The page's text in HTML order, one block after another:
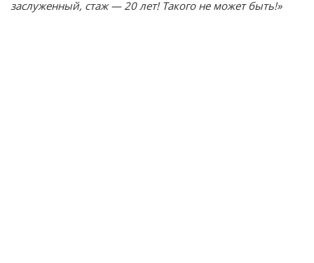
заслуженный, стаж — 20 лет! Такого не может быть!»